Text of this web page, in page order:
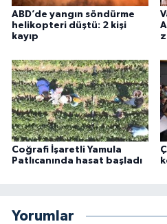
ABD’de yangın söndürme
helikopteri düştü: 2 kişi
kayıp
Coğrafi İşaretli Yamula
Patlıcanında hasat başladı
Yorumlar